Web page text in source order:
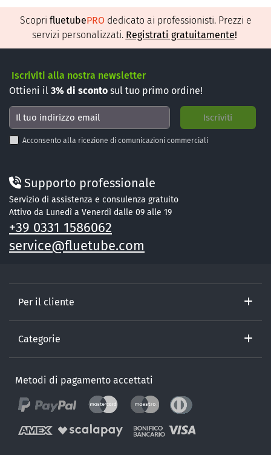
Scopri fluetubePRO dedicato ai professionisti. Prezzi e
servizi personalizzati. Registrati gratuitamente!
Iscriviti alla nostra newsletter
Ottieni il 3% di sconto sul tuo primo ordine!
Acconsento alla ricezione di comunicazioni commerciali
Supporto professionale
Servizio di assistenza e consulenza gratuito
Attivo da Lunedì a Venerdì dalle 09 alle 19
+39 0331 1586062
service@fluetube.com
Per il cliente
Categorie
Metodi di pagamento accettati